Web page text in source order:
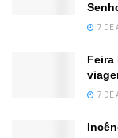
7 DE
Feira
7 DE